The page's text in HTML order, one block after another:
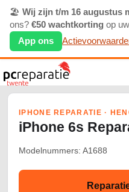
🏖️ Wij zijn t/m 16 augustus
ons? €50 wachtkorting op
App ons
IPHONE REPARATIE ·
iPhone 6s
Modelnummers: A1688